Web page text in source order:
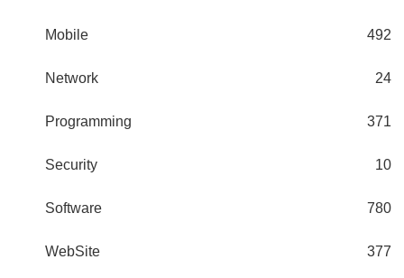
Mobile 492
Network 24
Programming 371
Security 10
Software 780
WebSite 377